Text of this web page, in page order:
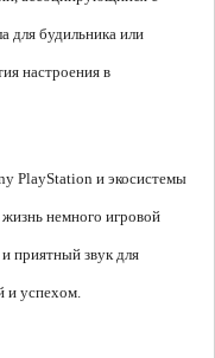
для будильника или
настроения в
PlayStation и экосистемы
немного игровой
приятный звук для
и успехом.